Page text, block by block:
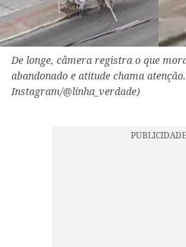
De longe, câmera registra o que
abandonado e atitude chama
Instagram/@linha_verdade)